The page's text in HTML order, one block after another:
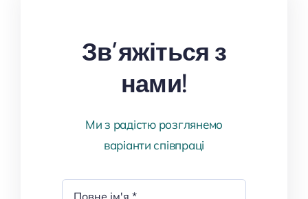
Зв’яжіться з
нами!
Ми з радістю розглянемо
варіанти співпраці